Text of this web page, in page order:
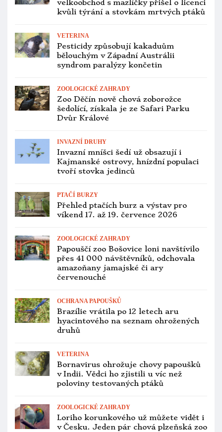
velkoobchod s mazlíčky přišel o licenci
kvůli týrání a stovkám mrtvých ptáků
VETERINA
Pesticidy způsobují kakaduům
bělouchým v Západní Austrálii
syndrom paralýzy končetin
ZOOLOGICKÉ ZAHRADY
Zoo Děčín nově chová zoborožce
šedolící, získala je ze Safari Parku
Dvůr Králové
INVAZNÍ DRUHY
Invazní mníšci šedí už obsazují i
Kajmanské ostrovy, hnízdní populaci
tvoří stovka jedinců
PTAČÍ BURZY
Přehled ptačích burz a výstav pro
víkend 17. až 19. července 2026
ZOOLOGICKÉ ZAHRADY
Papouščí zoo Bošovice loni navštívilo
přes 41 000 návštěvníků, odchovala
amazoňany jamajské či ary
červenouché
OCHRANA PAPOUŠKŮ
Brazílie vrátila po 12 letech aru
hyacintového na seznam ohrožených
druhů
VETERINA
Bornavirus ohrožuje chovy papoušků
v Indii. Vědci ho zjistili u víc než
poloviny testovaných ptáků
ZOOLOGICKÉ ZAHRADY
Loriho korunkového už můžete vidět i
v Česku. Jeden pár chová plzeňská zoo